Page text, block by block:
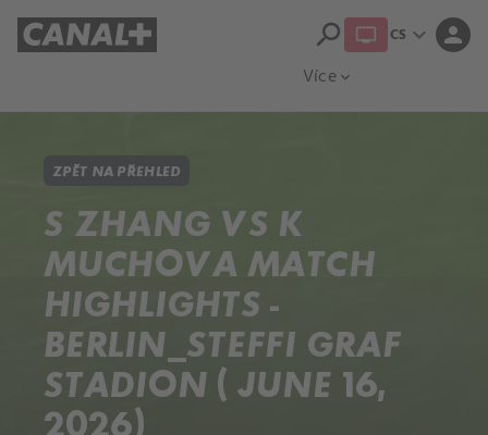
Více expand_more
search CS expand_more person
ZPĚT NA PŘEHLED
S ZHANG VS K
MUCHOVA MATCH
HIGHLIGHTS -
BERLIN_STEFFI GRAF
STADION ( JUNE 16,
2026)